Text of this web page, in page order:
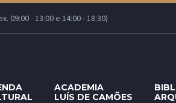
09:00 - 13:00 e 14:00 - 18:30)
ACADEMIA
LUÍS DE CAMÕES